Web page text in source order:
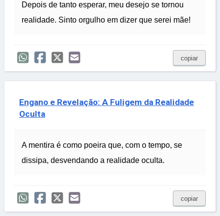
Depois de tanto esperar, meu desejo se tornou
realidade. Sinto orgulho em dizer que serei mãe!
copiar
Engano e Revelação: A Fuligem da Realidade
Oculta
A mentira é como poeira que, com o tempo, se
dissipa, desvendando a realidade oculta.
copiar